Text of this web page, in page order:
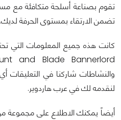
تقوم بصناعة أسلحة متكافئة مع
تضمن الارتقاء بمستوى الحرفة لديك.
كانت هذه جميع المعلومات التي
والنشاطات شاركنا في
لنقدمه لك في عرب هاردوير.
أيضاً يمكنك الاطلاع على مجموعة